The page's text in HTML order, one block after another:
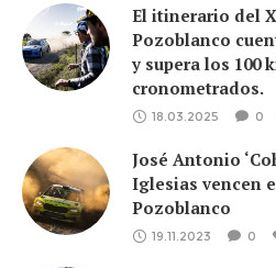
El itinerario del
Pozoblanco
y supera los 100
cronometrados.
18.03.2025 0
José Antonio
Iglesias vencen
Pozoblanco
19.11.2023 0